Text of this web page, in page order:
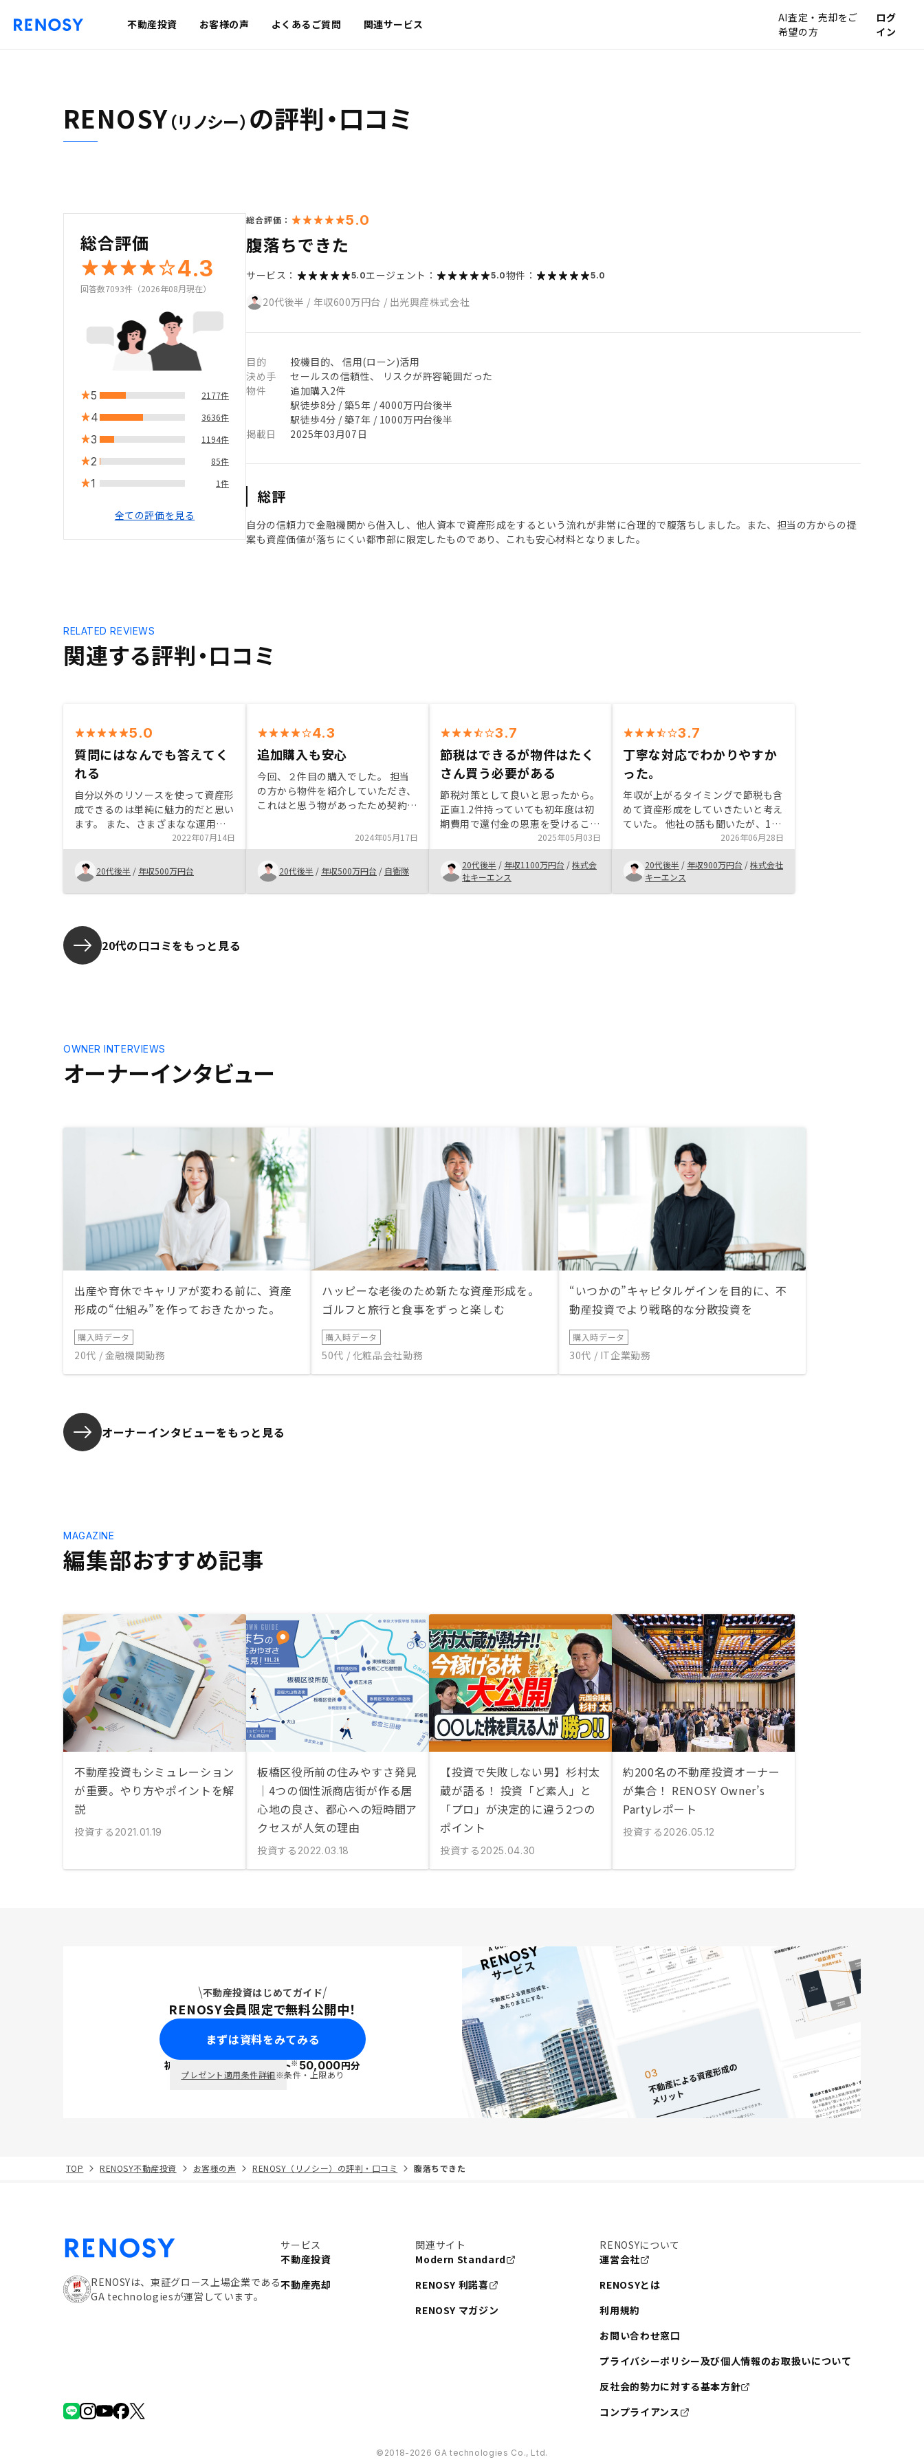
不動産投資 お客様の声 よくあるご質問 関連サービス
AI査定・売却をご
希望の方
ログ
イン
RENOSY（リノシー） の評判・口コミ
総合評価
4.3
回答数7093件（2026年08月現在）
5 2177件
4 3636件
3 1194件
2 85件
1 1件
全ての評価を見る
総合評価： 5.0
腹落ちできた
サービス： 5.0エージェント： 5.0物件： 5.0
20代後半 / 年収600万円台 / 出光興産株式会社
目的
投機目的、 信用(ローン)活用
決め手
セールスの信頼性、 リスクが許容範囲だった
物件
追加購入2件
駅徒歩8分 / 築5年 / 4000万円台後半
駅徒歩4分 / 築7年 / 1000万円台後半
掲載日
2025年03月07日
総評
自分の信頼力で金融機関から借入し、他人資本で資産形成をするという流れが非常に合理的で腹落ちしました。また、担当の方からの提
案も資産価値が落ちにくい都市部に限定したものであり、これも安心材料となりました。
関連する評判・口コミ
RELATED REVIEWS
5.0
質問にはなんでも答えてく
れる
自分以外のリソースを使って資産形
成できるのは単純に魅力的だと思い
ます。 また、さまざまなな運用形
態(そのまま持ち続けてもいいし、
途中で売却してもよい、など)の豊
富さも不動産投資をやる上で楽しみ
の一つだと思います。
2022年07月14日
20代後半 / 年収500万円台
4.3
追加購入も安心
今回、２件目の購入でした。 担当
の方から物件を紹介していただき、
これはと思う物があったため契約に
件を何件かピックアップし情報を出
してくださりますが押し売り感も強
くないのが好印象でした。 今後の
運用実績を見つつ次の購入や売却に
ついて検討していこうと思います。
2024年05月17日
20代後半 / 年収500万円台 / 自衛隊
3.7
節税はできるが物件はたく
さん買う必要がある
節税対策として良いと思ったから。
正直1.2件持っていても初年度は初
期費用で還付金の恩恵を受けること
ができるが、2年目以降は継続的に
購入しないとメリットが出てこな
い。 理由は節税効果を最大化でき
ず支出とほぼ同じくらいになること
と売却時の利益を得るために時間が
2025年05月03日
20代後半 / 年収1100万円台 /株式会
社キーエンス
3.7
丁寧な対応でわかりやすか
った。
年収が上がるタイミングで節税も含
めて資産形成をしていきたいと考え
ていた。 他社の話も聞いたが、1番
スピード感を持って親切に対応いた
だいた。 またアプリで簡単に物件
も管理できるところも他社にはない
魅力を感じた。
2026年06月28日
20代後半 / 年収900万円台 /株式会社
キーエンス
20代の口コミをもっと見る
オーナーインタビュー
OWNER INTERVIEWS
出産や育休でキャリアが変わる前に、資産
形成の“仕組み”を作っておきたかった。
購入時データ
20代 / 金融機関勤務
ハッピーな老後のため新たな資産形成を。
ゴルフと旅行と食事をずっと楽しむ
購入時データ
50代 / 化粧品会社勤務
“いつかの”キャピタルゲインを目的に、不
動産投資でより戦略的な分散投資を
購入時データ
30代 / IT企業勤務
オーナーインタビューをもっと見る
編集部おすすめ記事
MAGAZINE
不動産投資もシミュレーション
が重要。やり方やポイントを解
説
投資する 2021.01.19
板橋区役所前の住みやすさ発見
｜4つの個性派商店街が作る居
心地の良さ、都心への短時間ア
クセスが人気の理由
投資する 2022.03.18
【投資で失敗しない男】杉村太
蔵が語る！ 投資「ど素人」と
「プロ」が決定的に違う2つの
ポイント
投資する 2025.04.30
約200名の不動産投資オーナー
が集合！ RENOSY Owner’s
Partyレポート
投資する 2026.05.12
不動産投資はじめてガイド
RENOSY会員限定で無料公開中！
まずは資料をみてみる
初回面談で ポイント※50,000円分
プレゼント適用条件詳細※条件・上限あり
TOP RENOSY不動産投資 お客様の声 RENOSY（リノシー）の評判・口コミ 腹落ちできた
RENOSYは、東証グロース上場企業である
GA technologiesが運営しています。
サービス
不動産投資
不動産売却
関連サイト
Modern Standard
RENOSY 利諾喜
RENOSY マガジン
RENOSYについて
運営会社
RENOSYとは
利用規約
お問い合わせ窓口
プライバシーポリシー及び個人情報のお取扱いについて
反社会的勢力に対する基本方針
コンプライアンス
©︎2018-2026 GA technologies Co., Ltd.